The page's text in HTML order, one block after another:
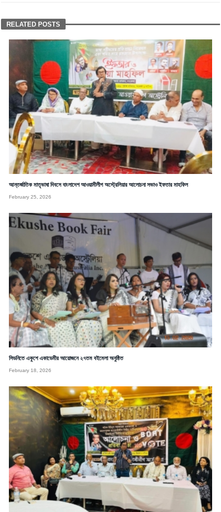
RELATED POSTS
আন্তর্জাতিক মাতৃভাষা দিবসে বাংলাদেশ আওয়ামীলীগ অস্ট্রেলিয়ার আলোচনা সভাও ইফতার মাহফিল
February 25, 2026
সিডনিতে একুশে একাডেমীর আয়োজনে ২৭তম বইমেলা অনুষ্ঠিত
February 18, 2026